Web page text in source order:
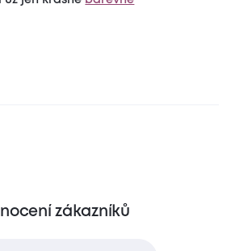
zákazníků